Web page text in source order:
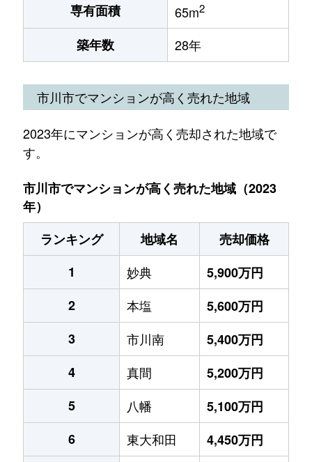
専有面積 65m2
築年数 28年
市川市でマンションが高く売れた地域
2023年にマンションが高く売却された地域で
す。
市川市でマンションが高く売れた地域（2023
年）
ランキング
地域名
売却価格
1
妙典
5,900万円
2
本塩
5,600万円
3
市川南
5,400万円
4
真間
5,200万円
5
八幡
5,100万円
6
東大和田
4,450万円